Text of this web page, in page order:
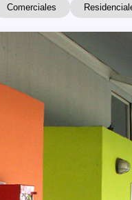
Comerciales